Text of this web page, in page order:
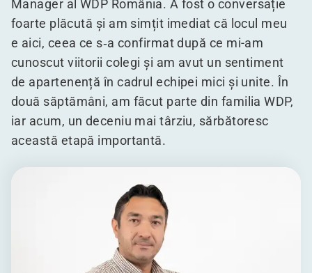
Manager al WDP România. A fost o conversație
foarte plăcută și am simțit imediat că locul meu
e aici, ceea ce s‑a confirmat după ce mi-am
cunoscut viitorii colegi și am avut un sentiment
de apartenență în cadrul echipei mici și unite. În
două săptămâni, am făcut parte din familia WDP,
iar acum, un deceniu mai târziu, sărbătoresc
această etapă importantă.